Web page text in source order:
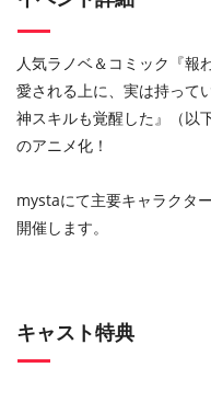
⼈気ラノベ＆コミック『報
愛される上に、実は持って
神スキルも覚醒した』（以
のアニメ化！
mystaにて主要キャラクタ
開催します。
キャスト特典